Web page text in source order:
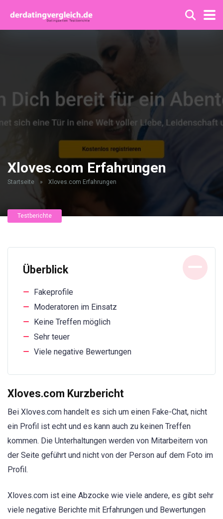
Xloves.com Erfahrungen
Startseite » Xloves.com Erfahrungen
Testberichte
Überblick
Fakeprofile
Moderatoren im Einsatz
Keine Treffen möglich
Sehr teuer
Viele negative Bewertungen
Xloves.com Kurzbericht
Bei Xloves.com handelt es sich um einen Fake-Chat, nicht
ein Profil ist echt und es kann auch zu keinen Treffen
kommen. Die Unterhaltungen werden von Mitarbeitern von
der Seite geführt und nicht von der Person auf dem Foto im
Profil.
Xloves.com ist eine Abzocke wie viele andere, es gibt sehr
viele negative Berichte mit Erfahrungen und Bewertungen